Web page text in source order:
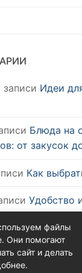
записи Идеи
Блюда на
от закусок
Как
Удобство
Зимние
файлы
Они помогают
сайт и делать